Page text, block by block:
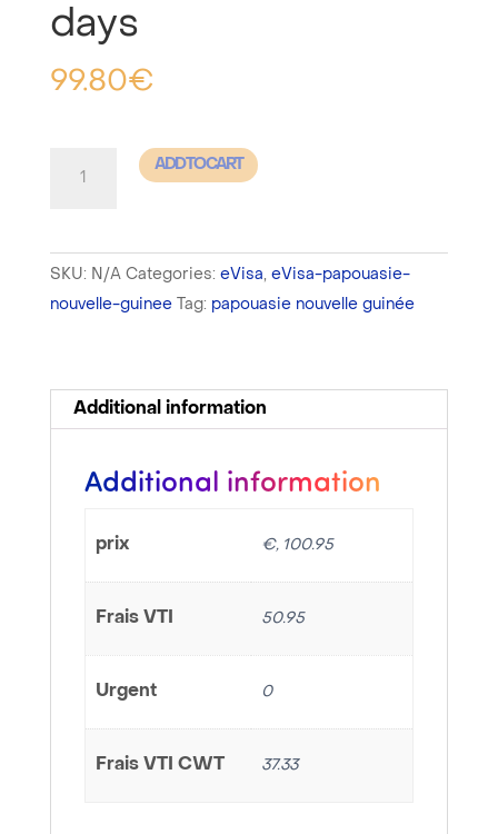
days
99.80€
New
Guinea
Tourism
quantity
ADD TO CART
SKU: N/A Categories: eVisa, eVisa-papouasie-
nouvelle-guinee Tag: papouasie nouvelle guinée
Additional information
Additional information
prix €, 100.95
Frais VTI 50.95
Urgent 0
Frais VTI CWT 37.33